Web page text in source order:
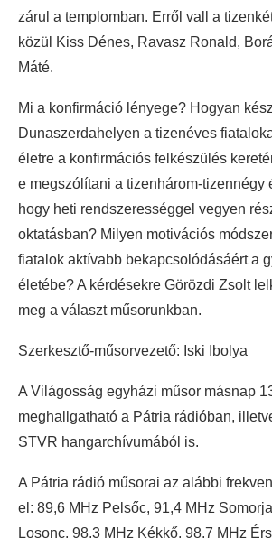
zárul a templomban. Erről vall a
közül Kiss Dénes, Ravasz Ronald,
Máté.
Mi a konfirmáció lényege? Hogyan
Dunaszerdahelyen a tizenéves
életre a konfirmációs felkészülés
e megszólítani a tizenhárom-tizennégy
hogy heti rendszerességgel vegyen
oktatásban? Milyen motivációs
fiatalok aktívabb bekapcsolódásáért a
életébe? A kérdésekre Görözdi Zsolt
meg a választ műsorunkban.
Szerkesztő-műsorvezető: Iski Ibolya
A Világosság egyházi műsor másnap
meghallgatható a Pátria rádióban,
STVR hangarchívumából is.
A Pátria rádió műsorai az alábbi
el: 89,6 MHz Pelsőc, 91,4 MHz
Losonc, 98,3 MHz Kékkő, 98,7 MHz